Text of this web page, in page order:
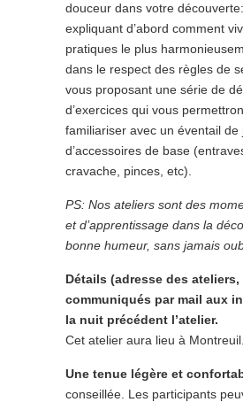
douceur dans votre
expliquant d’abord comment
pratiques le plus
dans le respect des règles de
vous proposant une série de
d’exercices qui vous
familiariser avec un éventail de
d’accessoires de base
cravache, pinces, etc).
PS: Nos ateliers sont des
et d’apprentissage dans la
bonne humeur, sans jamais
Détails (adresse des ateliers,
communiqués par mail aux
la nuit précédent l’atelier.
Cet atelier aura lieu à Montreuil.
Une tenue légère et
conseillée. Les participants